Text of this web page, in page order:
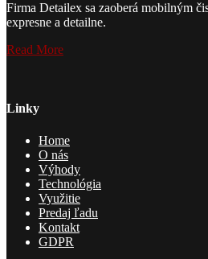
Firma Detailex sa zaoberá mobilným
expresne a detailne.
Read More
Linky
Home
O nás
Výhody
Technológia
Využitie
Predaj ľadu
Kontakt
GDPR